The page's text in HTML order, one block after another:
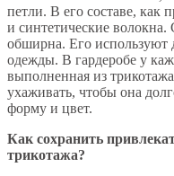
петли. В его составе, как
и синтетические
обширна. Его используют
одежды. В гардеробе у
выполненная из
ухаживать, чтобы она
форму и цвет.
Как сохранить
трикотажа?